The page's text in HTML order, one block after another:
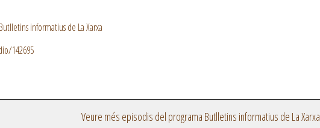
informatius de La Xarxa
142695
Veure més episodis del programa Butlletins informatius de La Xarxa